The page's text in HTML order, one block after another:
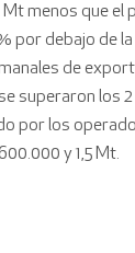
Mt menos que el
por debajo de
de
superaron los
por los
y 1,5 Mt.